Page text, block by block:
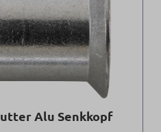
Alu Senkkopf